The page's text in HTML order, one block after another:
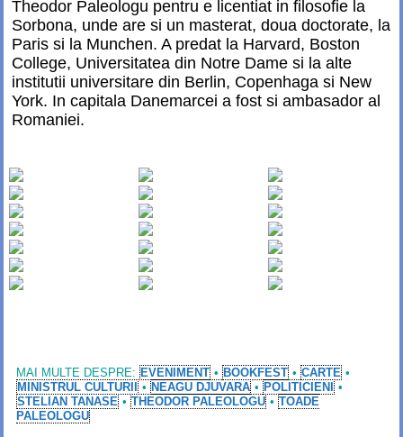
Theodor Paleologu pentru e licentiat in filosofie la
Sorbona, unde are si un masterat, doua doctorate, la
Paris si la Munchen. A predat la Harvard, Boston
College, Universitatea din Notre Dame si la alte
institutii universitare din Berlin, Copenhaga si New
York. In capitala Danemarcei a fost si ambasador al
Romaniei.
MAI MULTE DESPRE: EVENIMENT • BOOKFEST • CARTE •
MINISTRUL CULTURII • NEAGU DJUVARA • POLITICIENI •
STELIAN TANASE • THEODOR PALEOLOGU • TOADE
PALEOLOGU